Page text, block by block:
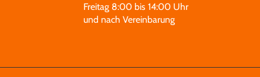
Freitag 8:00 bis 14:00 Uhr
und nach Vereinbarung